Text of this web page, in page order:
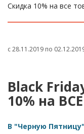
Скидка 10% на все
с 28.11.2019 по
Black
10% на
В "Черную